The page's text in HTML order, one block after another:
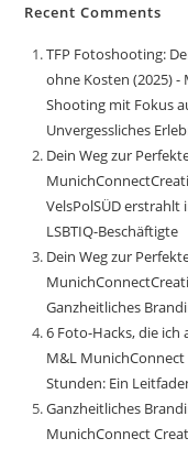
Recent Comments
TFP Fotoshooting:
ohne Kosten (2025)
Shooting mit Fokus
Unvergessliches
Dein Weg zur
VelsPolSÜD erstrahlt
LSBTIQ-Beschäftigte
Dein Weg zur
Ganzheitliches
6 Foto-Hacks, die
M&L MunichConnect
Stunden: Ein
Ganzheitliches
MunichConnect